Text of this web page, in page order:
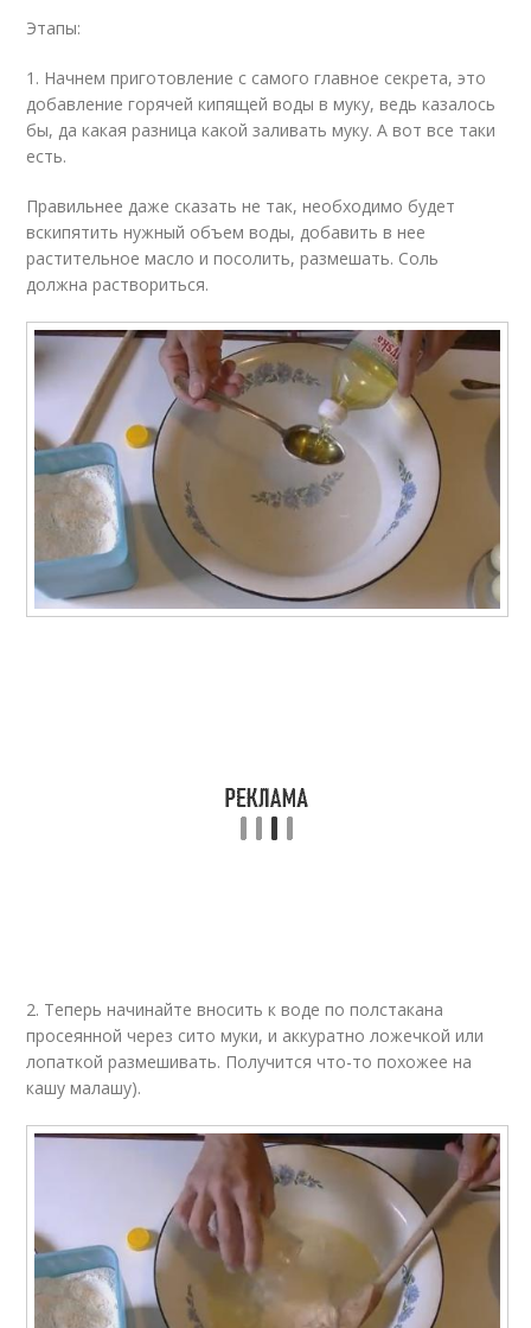
Этапы:
1. Начнем приготовление с самого главное секрета, это
добавление горячей кипящей воды в муку, ведь казалось
бы, да какая разница какой заливать муку. А вот все таки
есть.
Правильнее даже сказать не так, необходимо будет
вскипятить нужный объем воды, добавить в нее
растительное масло и посолить, размешать. Соль
должна раствориться.
2. Теперь начинайте вносить к воде по полстакана
просеянной через сито муки, и аккуратно ложечкой или
лопаткой размешивать. Получится что-то похожее на
кашу малашу).